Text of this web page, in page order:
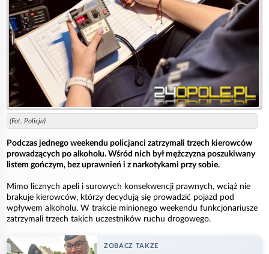
(Fot. Policja)
Podczas jednego weekendu policjanci zatrzymali trzech kierowców
prowadzących po alkoholu. Wśród nich był mężczyzna poszukiwany
listem gończym, bez uprawnień i z narkotykami przy sobie.
Mimo licznych apeli i surowych konsekwencji prawnych, wciąż nie
brakuje kierowców, którzy decydują się prowadzić pojazd pod
wpływem alkoholu. W trakcie minionego weekendu funkcjonariusze
zatrzymali trzech takich uczestników ruchu drogowego.
ZOBACZ TAKZE